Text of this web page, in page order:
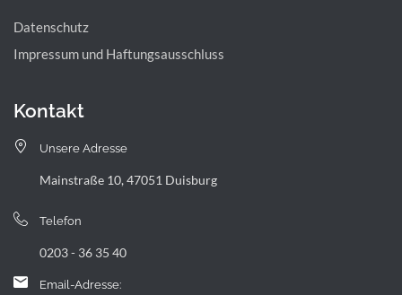
Datenschutz
Impressum und Haftungsausschluss
Kontakt
Unsere Adresse
Mainstraße 10, 47051 Duisburg
Telefon
0203 - 36 35 40
Email-Adresse: